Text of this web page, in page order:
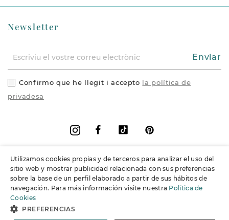
Informació
Suport
Newsletter
Enviar
Confirmo que he llegit i accepto la política de
privadesa
FacebookVimeo
Instagram
Utilizamos cookies propias y de terceros para analizar el uso del
sitio web y mostrar publicidad relacionada con sus preferencias
sobre la base de un perfil elaborado a partir de sus hábitos de
navegación. Para más información visite nuestra Política de
Cookies
PREFERENCIAS